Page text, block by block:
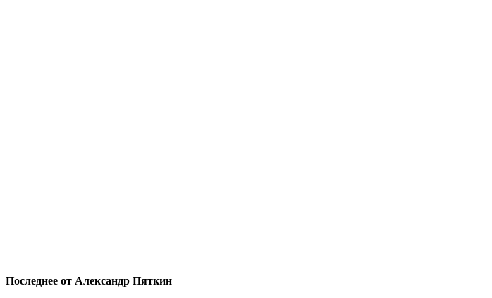
Последнее от Александр Пяткин